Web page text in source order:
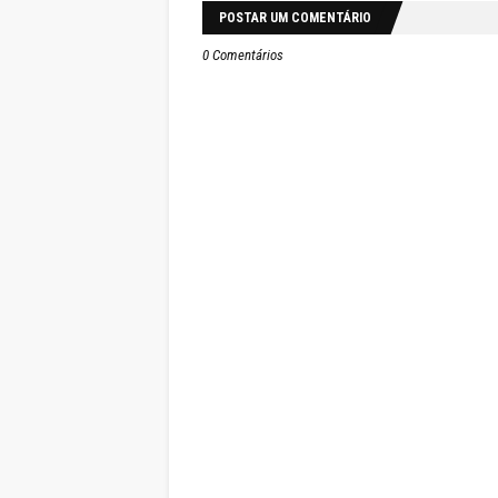
POSTAR UM COMENTÁRIO
0 Comentários